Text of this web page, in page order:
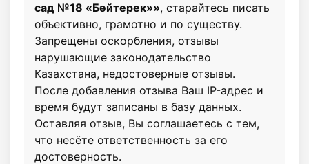
сад №18 «Бәйтерек»», старайтесь писать
объективно, грамотно и по существу.
Запрещены оскорбления, отзывы
нарушающие законодательство
Казахстана, недостоверные отзывы.
После добавления отзыва Ваш IP-адрес и
время будут записаны в базу данных.
Оставляя отзыв, Вы соглашаетесь с тем,
что несёте ответственность за его
достоверность.